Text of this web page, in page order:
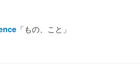
「もの、こと」